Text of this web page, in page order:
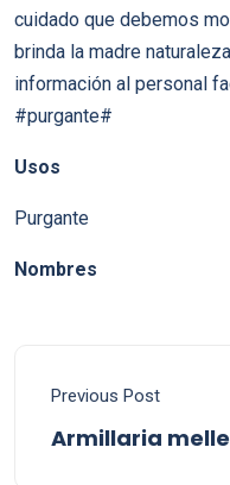
cuidado que debemos
brinda la madre
información al personal
#purgante#
Usos
Purgante
Nombres
Previous Post
Armillaria